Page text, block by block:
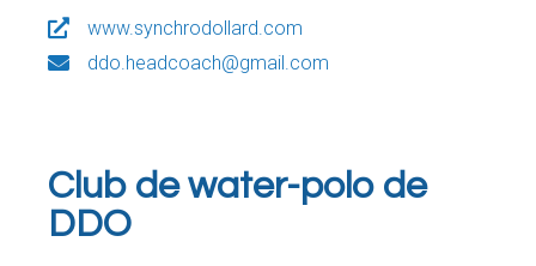
www.synchrodollard.com
ddo.headcoach@gmail.com
Club de water-polo de
DDO